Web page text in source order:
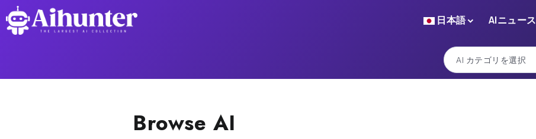
日本語 AIニュース
Browse AI